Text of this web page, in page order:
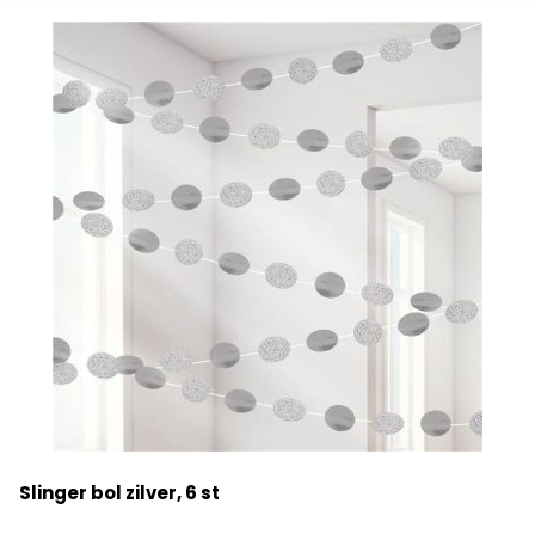
Slinger bol zilver, 6 st